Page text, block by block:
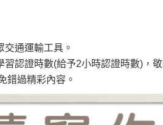
通運輸工具。
認證時數(給予2小時認證時數)，
錯過精彩內容。